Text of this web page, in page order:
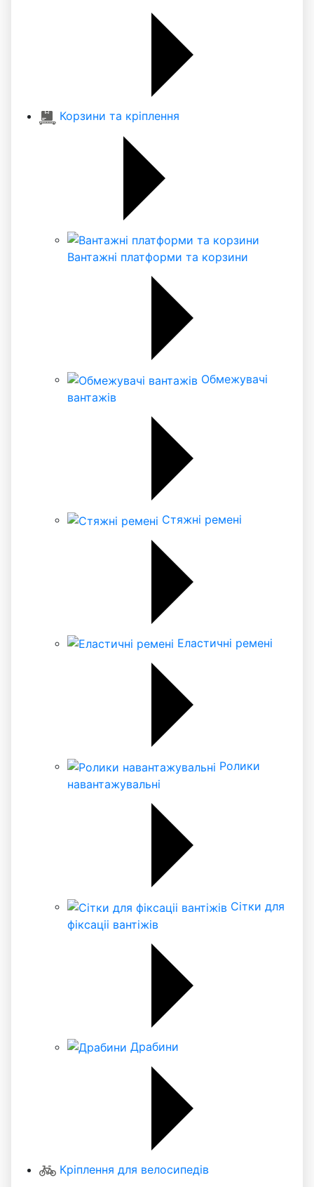
Корзини та кріплення
Вантажні платформи та корзини
Обмежувачі
вантажів
Стяжні ремені
Еластичні ремені
Ролики
навантажувальні
Сітки для
фіксаціі вантіжів
Драбини
Кріплення для велосипедів